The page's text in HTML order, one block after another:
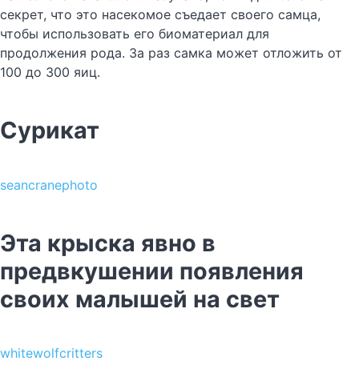
секрет, что это насекомое съедает своего самца,
чтобы использовать его биоматериал для
продолжения рода. За раз самка может отложить от
100 до 300 яиц.
Сурикат
seancranephoto
Эта крыска явно в
предвкушении появления
своих малышей на свет
whitewolfcritters